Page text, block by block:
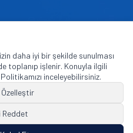
of or licensed to The Goodyear
by Basbug Group Company,
Tire & Rubber Company.
daha iyi bir şekilde sunulması
toplanıp işlenir. Konuyla ilgili
inceleyebilirsiniz.
Reddet